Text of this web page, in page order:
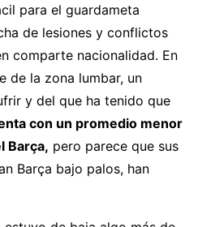
para el guardameta
de lesiones y conflictos
comparte nacionalidad. En
de la zona lumbar, un
y del que ha tenido que
con un promedio menor
Barça, pero parece que sus
Barça bajo palos, han